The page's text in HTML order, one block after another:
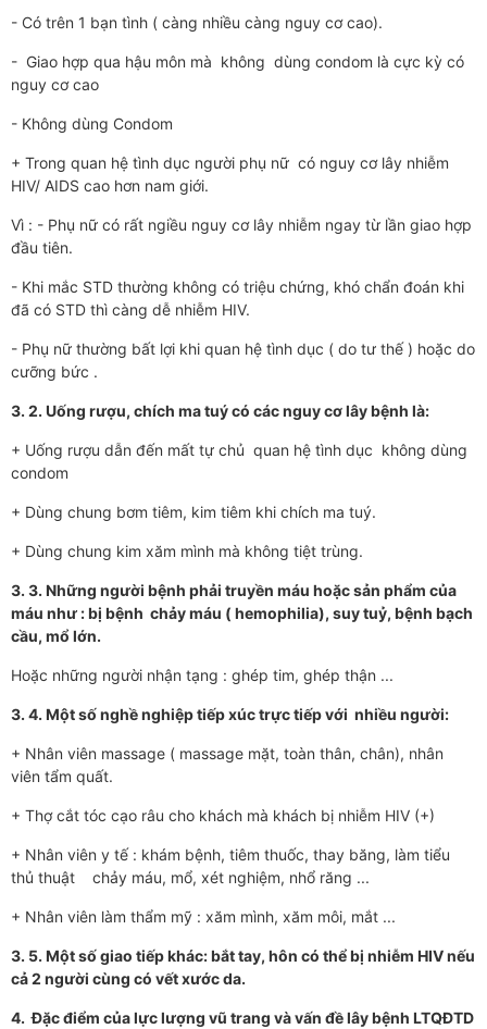
- Có trên 1 bạn tình ( càng nhiều càng nguy cơ cao).
- Giao hợp qua hậu môn mà không dùng condom là cực kỳ có
nguy cơ cao
- Không dùng Condom
+ Trong quan hệ tình dục ng­ười phụ nữ có nguy cơ lây nhiễm
HIV/ AIDS cao hơn nam giới.
Vì : - Phụ nữ có rất ngiều nguy cơ lây nhiễm ngay từ lần giao hợp
đầu tiên.
- Khi mắc STD thư­ờng không có triệu chứng, khó chẩn đoán khi
đã có STD thì càng dễ nhiễm HIV.
- Phụ nữ th­ường bất lợi khi quan hệ tình dục ( do tư­ thế ) hoặc do
cưỡng bức .
3. 2. Uống rư­ợu, chích ma tuý có các nguy cơ lây bệnh là:
+ Uống r­ượu dẫn đến mất tự chủ quan hệ tình dục không dùng
condom
+ Dùng chung bơm tiêm, kim tiêm khi chích ma tuý.
+ Dùng chung kim xăm mình mà không tiệt trùng.
3. 3. Những ngư­ời bệnh phải truyền máu hoặc sản phẩm của
máu nh­ư : bị bệnh chảy máu ( hemophilia), suy tuỷ, bệnh bạch
cầu, mổ lớn.
Hoặc những ngư­ời nhận tạng : ghép tim, ghép thận ...
3. 4. Một số nghề nghiệp tiếp xúc trực tiếp với nhiều ng­ười:
+ Nhân viên massage ( massage mặt, toàn thân, chân), nhân
viên tẩm quất.
+ Thợ cắt tóc cạo râu cho khách mà khách bị nhiễm HIV (+)
+ Nhân viên y tế : khám bệnh, tiêm thuốc, thay băng, làm tiểu
thủ thuật chảy máu, mổ, xét nghiệm, nhổ răng ...
+ Nhân viên làm thẩm mỹ : xăm mình, xăm môi, mắt ...
3. 5. Một số giao tiếp khác: bắt tay, hôn có thể bị nhiễm HIV nếu
cả 2 ng­ười cùng có vết xư­ớc da.
4. Đặc điểm của lực l­ượng vũ trang và vấn đề lây bệnh LTQĐTD